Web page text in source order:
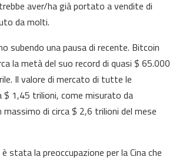
aver/ha già portato a vendite di
da molti.
subendo una pausa di recente. Bitcoin
la metà del suo record di quasi $ 65.000
Il valore di mercato di tutte le
$ 1,45 trilioni, come misurato da
massimo di circa $ 2,6 trilioni del mese
stata la preoccupazione per la Cina che